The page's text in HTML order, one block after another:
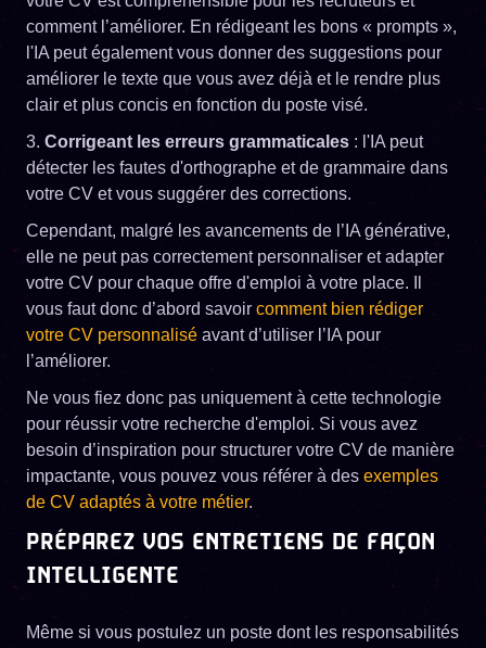
comment l’améliorer. En rédigeant les bons « prompts »,
l'IA peut également vous donner des suggestions pour
améliorer le texte que vous avez déjà et le rendre plus
clair et plus concis en fonction du poste visé.
3. Corrigeant les erreurs grammaticales : l'IA peut
détecter les fautes d'orthographe et de grammaire dans
votre CV et vous suggérer des corrections.
Cependant, malgré les avancements de l’IA générative,
elle ne peut pas correctement personnaliser et adapter
votre CV pour chaque offre d'emploi à votre place. Il
vous faut donc d’abord savoir comment bien rédiger
votre CV personnalisé avant d’utiliser l’IA pour
l’améliorer.
Ne vous fiez donc pas uniquement à cette technologie
pour réussir votre recherche d'emploi. Si vous avez
besoin d’inspiration pour structurer votre CV de manière
impactante, vous pouvez vous référer à des exemples
de CV adaptés à votre métier.
PRÉPAREZ VOS ENTRETIENS DE FAÇON
INTELLIGENTE
Même si vous postulez un poste dont les responsabilités